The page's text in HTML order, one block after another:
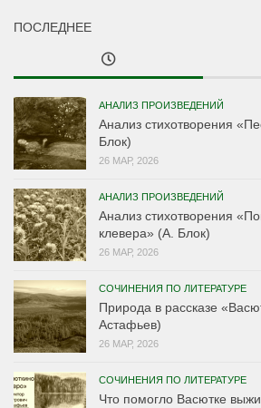
ПОСЛЕДНЕЕ
АНАЛИЗ ПРОИЗВЕДЕНИЙ
Анализ стихотворения
Блок)
26 МАР, 2026
АНАЛИЗ ПРОИЗВЕДЕНИЙ
Анализ стихотворения
клевера» (А. Блок)
26 МАР, 2026
СОЧИНЕНИЯ ПО ЛИТЕРАТУРЕ
Природа в рассказе
Астафьев)
26 МАР, 2026
СОЧИНЕНИЯ ПО ЛИТЕРАТУРЕ
Что помогло Васютке